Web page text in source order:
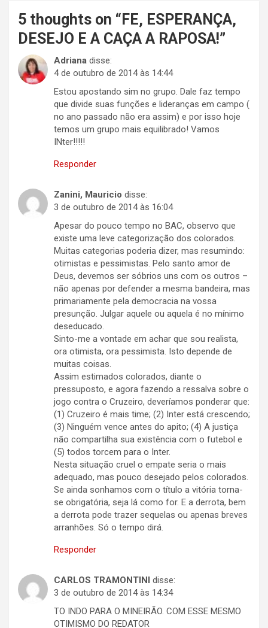
5 thoughts on “ FE, ESPERANÇA,
DESEJO E A CAÇA A RAPOSA!”
Adriana disse:
4 de outubro de 2014 às 14:44
Estou apostando sim no grupo. Dale faz tempo
que divide suas funções e lideranças em campo (
no ano passado não era assim) e por isso hoje
temos um grupo mais equilibrado! Vamos
INter!!!!!
Responder
Zanini, Mauricio disse:
3 de outubro de 2014 às 16:04
Apesar do pouco tempo no BAC, observo que
existe uma leve categorização dos colorados.
Muitas categorias poderia dizer, mas resumindo:
otimistas e pessimistas. Pelo santo amor de
Deus, devemos ser sóbrios uns com os outros –
não apenas por defender a mesma bandeira, mas
primariamente pela democracia na vossa
presunção. Julgar aquele ou aquela é no mínimo
deseducado.
Sinto-me a vontade em achar que sou realista,
ora otimista, ora pessimista. Isto depende de
muitas coisas.
Assim estimados colorados, diante o
pressuposto, e agora fazendo a ressalva sobre o
jogo contra o Cruzeiro, deveríamos ponderar que:
(1) Cruzeiro é mais time; (2) Inter está crescendo;
(3) Ninguém vence antes do apito; (4) A justiça
não compartilha sua existência com o futebol e
(5) todos torcem para o Inter.
Nesta situação cruel o empate seria o mais
adequado, mas pouco desejado pelos colorados.
Se ainda sonhamos com o título a vitória torna-
se obrigatória, seja lá como for. E a derrota, bem
a derrota pode trazer sequelas ou apenas breves
arranhões. Só o tempo dirá.
Responder
CARLOS TRAMONTINI disse:
3 de outubro de 2014 às 14:34
TO INDO PARA O MINEIRÃO. COM ESSE MESMO
OTIMISMO DO REDATOR